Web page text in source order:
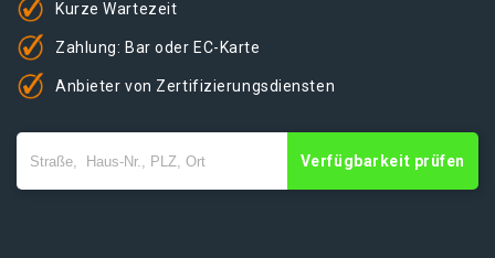
Kurze Wartezeit
Zahlung: Bar oder EC-Karte
Anbieter von Zertifizierungsdiensten
Verfügbarkeit prüfen